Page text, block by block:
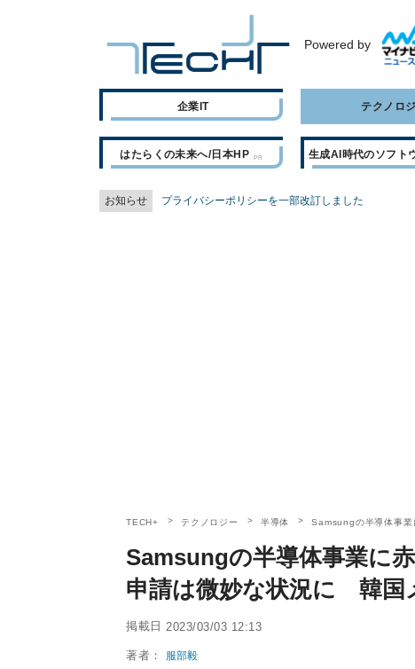
Powered by
企業IT テクノロ
はたらくの未来へ/日本HP 生成AI時代のソフト
お知らせ プライバシーポリシーを一部改訂しました
TECH+ テクノロジー 半導体 Samsungの半導体事
Samsungの半導体事業に
申請は微妙な状況に 韓国
掲載日 2023/03/03 12:13
著者： 服部毅